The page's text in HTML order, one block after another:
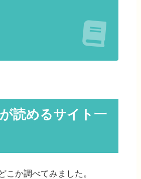
読めるサイト一
こか調べてみました。